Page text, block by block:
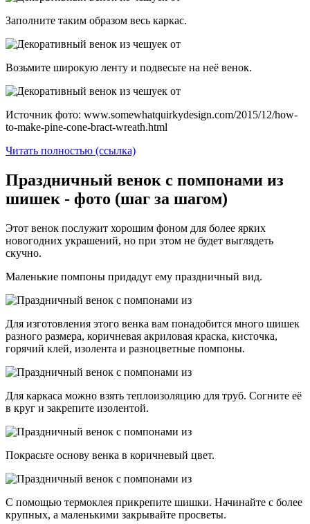
Заполните таким образом весь каркас.
Возьмите широкую ленту и подвесьте на неё венок.
Источник фото: www.somewhatquirkydesign.com/2015/12/how-
to-make-pine-cone-bract-wreath.html
Читать полностью (ссылка)
Праздничный венок с помпонами из
шишек - фото (шаг за шагом)
Этот венок послужит хорошим фоном для более ярких
новогодних украшений, но при этом не будет выглядеть
скучно.
Маленькие помпоны придадут ему праздничный вид.
Для изготовления этого венка вам понадобится много шишек
разного размера, коричневая акриловая краска, кисточка,
горячий клей, изолента и разноцветные помпоны.
Для каркаса можно взять теплоизоляцию для труб. Согните её
в круг и закрепите изолентой.
Покрасьте основу венка в коричневый цвет.
С помощью термоклея прикрепите шишки. Начинайте с более
крупных, а маленькими закрывайте просветы.